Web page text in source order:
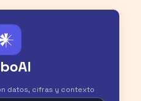
datos, cifras y contexto